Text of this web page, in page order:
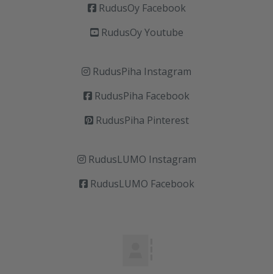
RudusOy Facebook
RudusOy Youtube
RudusPiha Instagram
RudusPiha Facebook
RudusPiha Pinterest
RudusLUMO Instagram
RudusLUMO Facebook